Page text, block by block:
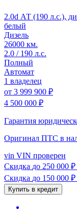
2.0d АТ (190 л.с.),
белый
Дизель
26000 км.
2.0 / 190 л.с.
Полный
Автомат
1 владелец
от 3 999 900 ₽
4 500 000 ₽
Гарантия
Оригинал ПТС в
vin VIN проверен
Скидка до 250 000 ₽
Скидка до 150 000 ₽
Купить в кредит